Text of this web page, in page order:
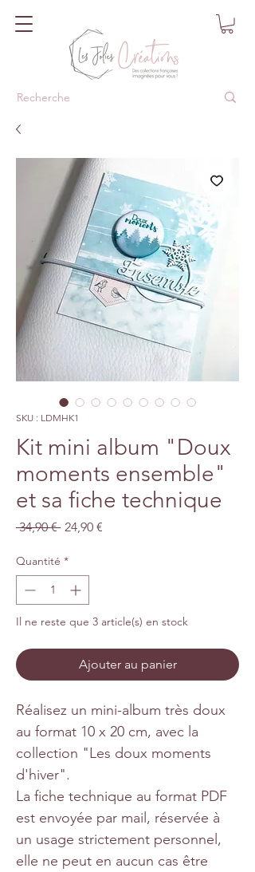
SKU : LDMHK1
Kit mini album "Doux
moments ensemble"
et sa fiche technique
34,90 € Prix
24,90 €
Quantité *
Il ne reste que 3 article(s) en stock
Ajouter au panier
Réalisez un mini-album très doux
au format 10 x 20 cm, avec la
collection "Les doux moments
d'hiver".
La fiche technique au format PDF
est envoyée par mail, réservée à
un usage strictement personnel,
elle ne peut en aucun cas être